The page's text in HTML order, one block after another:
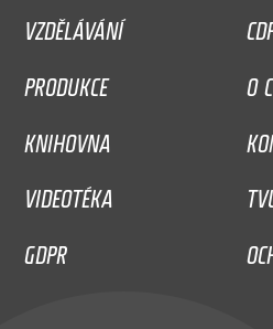
VZDĚLÁVÁNÍ
PRODUKCE
O
KNIHOVNA
VIDEOTÉKA
GDPR